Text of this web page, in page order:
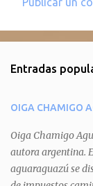
e
t
a
r
i
Entradas
OIGA CHAMIGO
Oiga Chamigo
autora argentina.
aguaraguazú se